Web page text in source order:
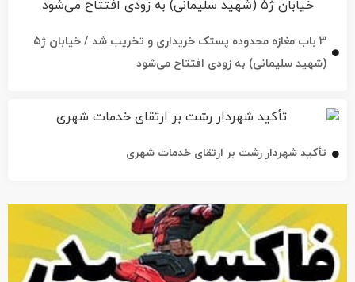
۳ باب مغازه محدوده پستک خریداری و تخریب شد / خیابان ژ۵
(شهید سلیمانی) به زودی افتتاح می‌شود
تأکید شهردار رشت بر ارتقای خدمات شهری